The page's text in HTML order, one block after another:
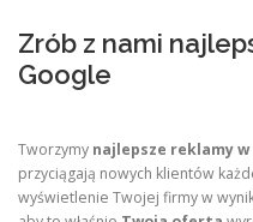
Zrób z nami
Google
Tworzymy najlepsze reklamy w
przyciągają nowych klientów
wyświetlenie Twojej firmy w